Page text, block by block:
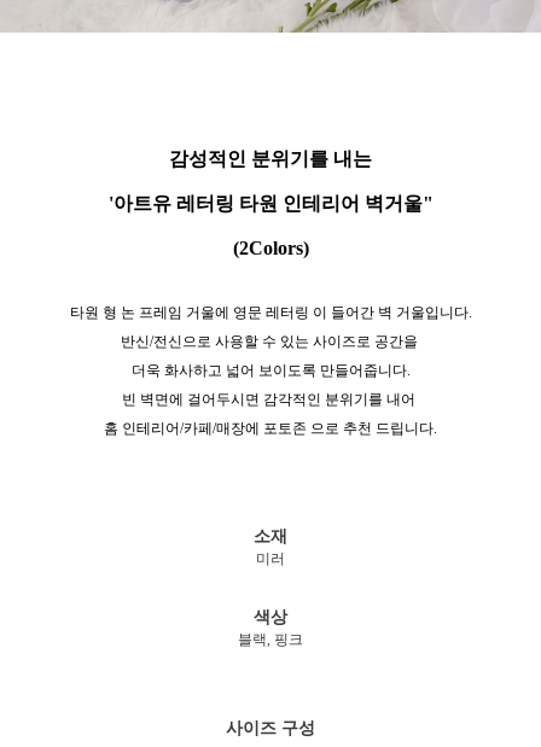
감성적인 분위기를 내는
'아트유 레터링 타원 인테리어 벽거울"
(2Colors)
타원 형 논 프레임 거울에 영문 레터링 이 들어간 벽 거울입니다.
반신/전신으로 사용할 수 있는 사이즈로 공간을
더욱 화사하고 넓어 보이도록 만들어줍니다.
빈 벽면에 걸어두시면 감각적인 분위기를 내어
홈 인테리어/카페/매장에 포토존 으로 추천 드립니다.
소재
미러
색상
블랙, 핑크
사이즈 구성